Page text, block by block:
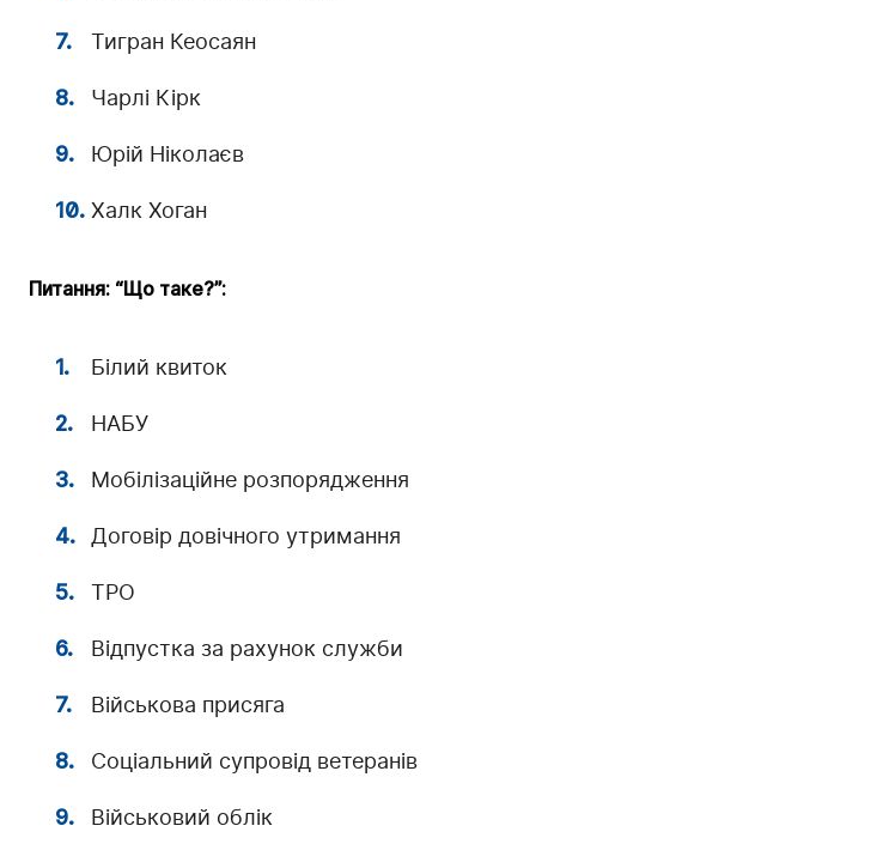
Тигран Кеосаян
Чарлі Кірк
Юрій Ніколаєв
Халк Хоган
Питання: “Що таке?”:
Білий квиток
НАБУ
Мобілізаційне розпорядження
Договір довічного утримання
ТРО
Відпустка за рахунок служби
Військова присяга
Соціальний супровід ветеранів
Військовий облік